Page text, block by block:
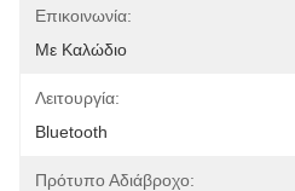
Επικοινωνία:
Με Καλώδιο
Λειτουργία:
Bluetooth
Πρότυπο Αδιάβροχο: